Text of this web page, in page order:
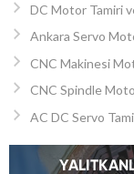
DC Motor Tamiri
Ankara Servo
CNC Makinesi
CNC Spindle
AC DC Servo